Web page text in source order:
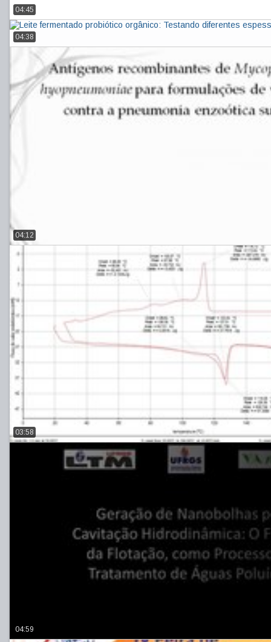
04:45
04:38
04:12
03:58
04:59